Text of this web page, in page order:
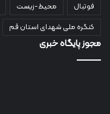
فوتبال
محیط-زیست
کنگره ملی شهدای استان قم
مجوز پایگاه خبری